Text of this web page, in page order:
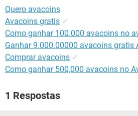
Quero avacoins
Avacoins gratis ✓
Como ganhar 100.000 avacoins no
Ganhar 9.000.00000 avacoins gratis
Comprar avacoins ✓
Como ganhar 500,000 avacoins no
1 Respostas